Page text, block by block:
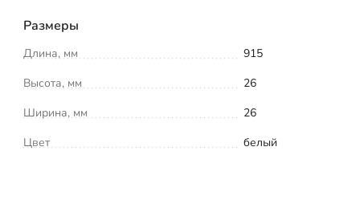
Размеры
Длина, мм
915
Высота, мм
26
Ширина, мм
26
Цвет
белый